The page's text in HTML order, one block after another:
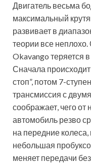
Двигатель весьма
максимальный
развивает в
теории все
Okavango теряется
Сначала
стоп”, потом 7-
трансмиссия с
соображает, чего от
автомобиль резво
на передние колеса,
небольшая
меняет передачи